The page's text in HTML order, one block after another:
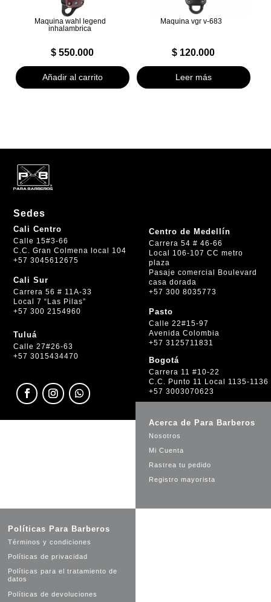
Maquina wahl legend
inhalambrica
$ 550.000
Añadir al carrito
Maquina vgr v-683
$ 120.000
Leer más
Sedes
Cali Centro
Calle 15#3-66
C.C. Gran Colmena local 104
+57 3045612675
Cali Sur
Carrera 56 # 11A-33
Local 7 “Las Pilas”
+57 300 2154960
Tuluá
Calle 27#26-63
+57 3015434470
Centro de Medellín
Carrera 54 # 46-66
Local 106-107 CC metro
plaza
Pasaje comercial Boulevard
casa dorada
+57 300 8035773
Pasto
Calle 22#15-97
Avenida Colombia
+57 3125711831
Bogotá
Carrera 11 #10-22
C.C. Punto 11 Local 1135-1136
+57 3003070623
Acerca de Para Barberos
Nosotros
Mi Cuenta
Rastrea tu pedido
Registro mayorista
Políticas Para Barberos
Términos y condiciones
Políticas de privacidad
Políticas para el tratamiento de
datos
Políticas de devoluciones